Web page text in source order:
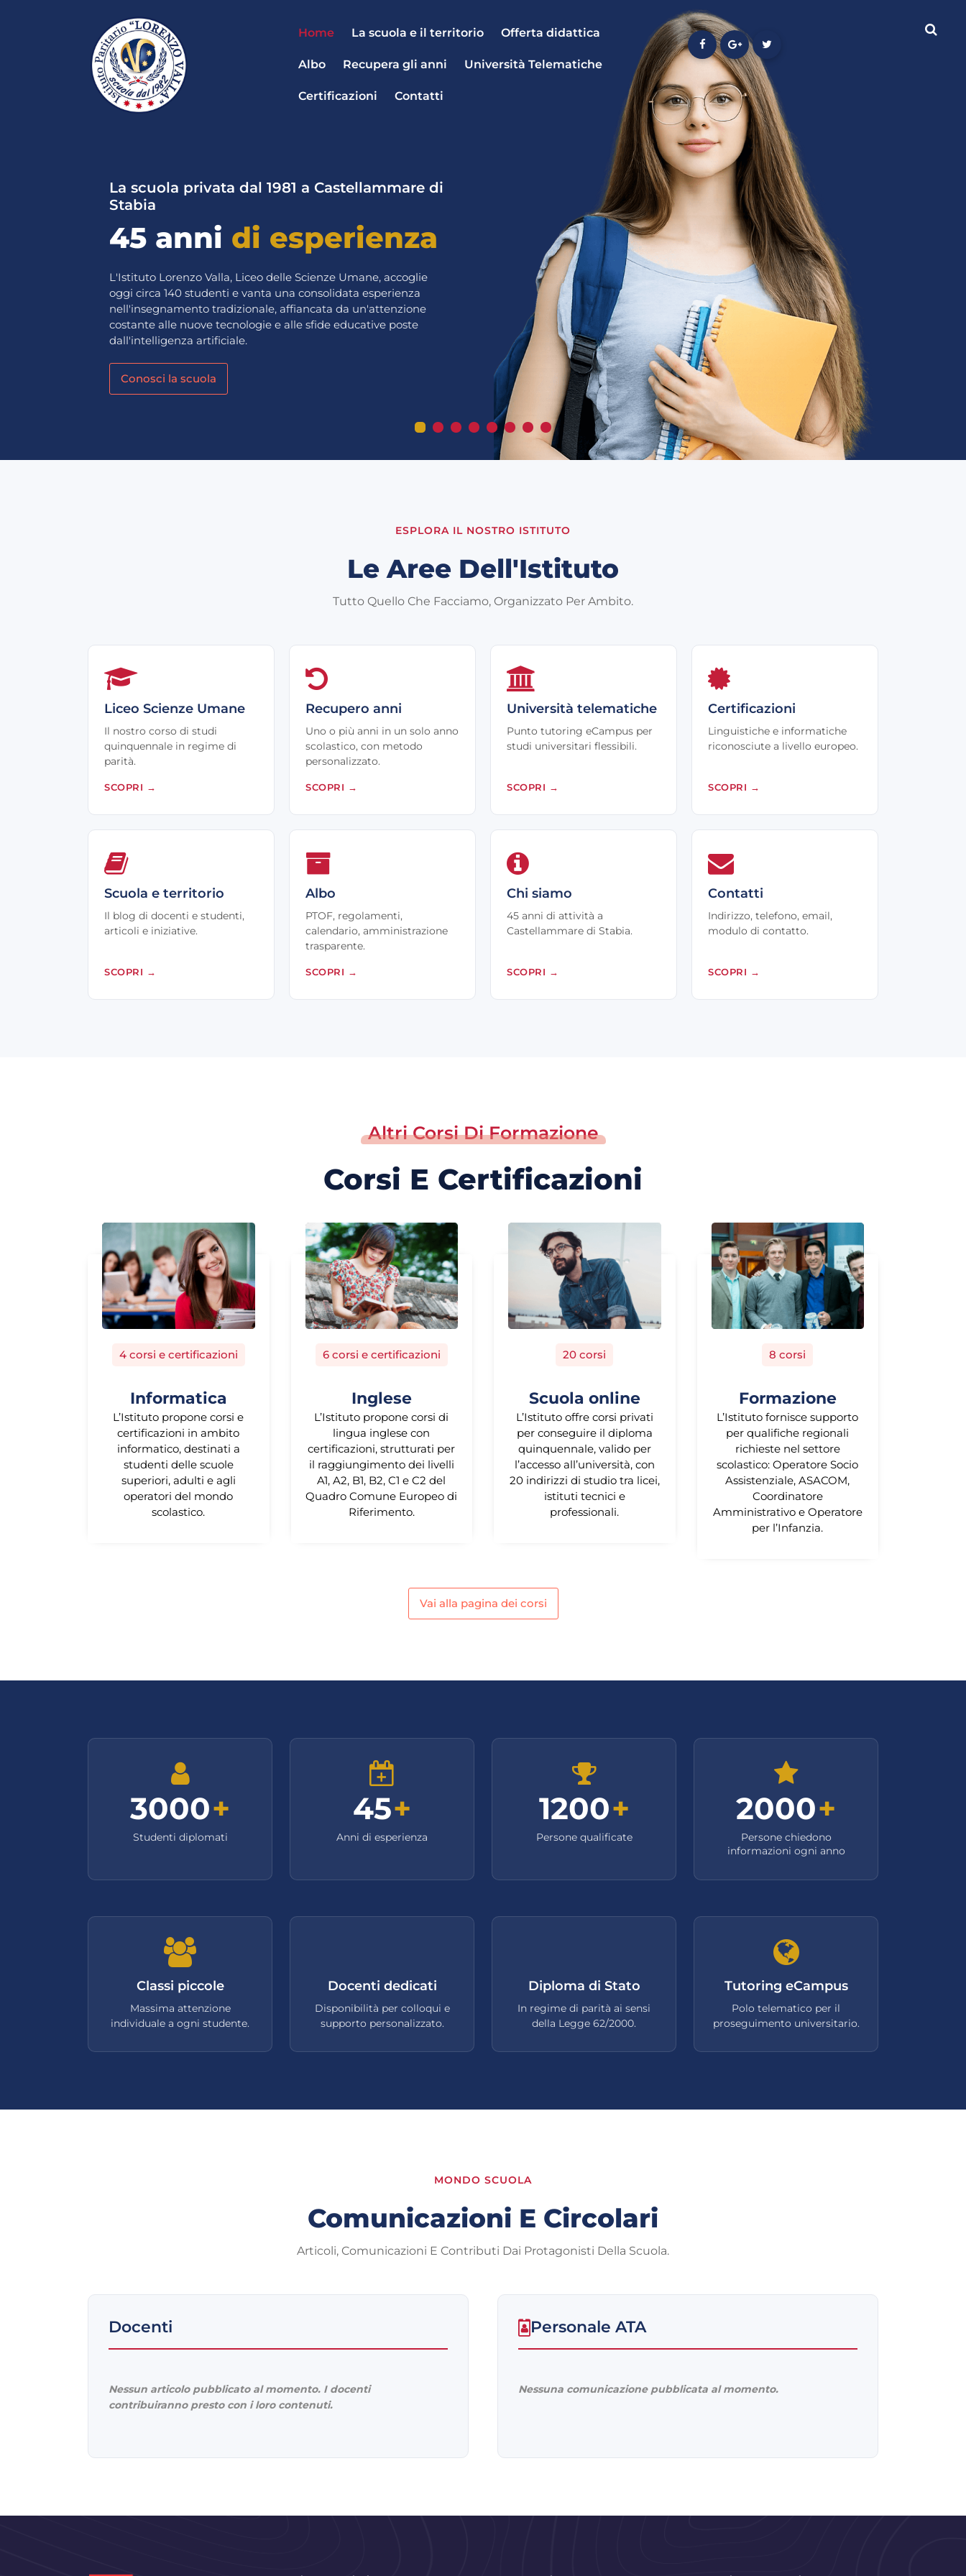
Home La scuola e il territorio Offerta didattica
Albo Recupera gli anni Università Telematiche
Certificazioni Contatti
La scuola privata dal 1981 a Castellammare di
Stabia
45 anni di esperienza
L'Istituto Lorenzo Valla, Liceo delle Scienze Umane, accoglie
oggi circa 140 studenti e vanta una consolidata esperienza
nell'insegnamento tradizionale, affiancata da un'attenzione
costante alle nuove tecnologie e alle sfide educative poste
dall'intelligenza artificiale.
Conosci la scuola
ESPLORA IL NOSTRO ISTITUTO
Le Aree Dell'Istituto
Tutto Quello Che Facciamo, Organizzato Per Ambito.
Liceo Scienze Umane
Il nostro corso di studi
quinquennale in regime di
parità.
SCOPRI →
Recupero anni
Uno o più anni in un solo anno
scolastico, con metodo
personalizzato.
SCOPRI →
Università telematiche
Punto tutoring eCampus per
studi universitari flessibili.
SCOPRI →
Certificazioni
Linguistiche e informatiche
riconosciute a livello europeo.
SCOPRI →
Scuola e territorio
Il blog di docenti e studenti,
articoli e iniziative.
SCOPRI →
Albo
PTOF, regolamenti,
calendario, amministrazione
trasparente.
SCOPRI →
Chi siamo
45 anni di attività a
Castellammare di Stabia.
SCOPRI →
Contatti
Indirizzo, telefono, email,
modulo di contatto.
SCOPRI →
Altri Corsi Di Formazione
Corsi E Certificazioni
4 corsi e certificazioni
Informatica
L’Istituto propone corsi e
certificazioni in ambito
informatico, destinati a
studenti delle scuole
superiori, adulti e agli
operatori del mondo
scolastico.
6 corsi e certificazioni
Inglese
L’Istituto propone corsi di
lingua inglese con
certificazioni, strutturati per
il raggiungimento dei livelli
A1, A2, B1, B2, C1 e C2 del
Quadro Comune Europeo di
Riferimento.
20 corsi
Scuola online
L’Istituto offre corsi privati
per conseguire il diploma
quinquennale, valido per
l’accesso all’università, con
20 indirizzi di studio tra licei,
istituti tecnici e
professionali.
8 corsi
Formazione
L’Istituto fornisce supporto
per qualifiche regionali
richieste nel settore
scolastico: Operatore Socio
Assistenziale, ASACOM,
Coordinatore
Amministrativo e Operatore
per l’Infanzia.
Vai alla pagina dei corsi
3000+
Studenti diplomati
45+
Anni di esperienza
1200+
Persone qualificate
2000+
Persone chiedono
informazioni ogni anno
Classi piccole
Massima attenzione
individuale a ogni studente.
Docenti dedicati
Disponibilità per colloqui e
supporto personalizzato.
Diploma di Stato
In regime di parità ai sensi
della Legge 62/2000.
Tutoring eCampus
Polo telematico per il
proseguimento universitario.
MONDO SCUOLA
Comunicazioni E Circolari
Articoli, Comunicazioni E Contributi Dai Protagonisti Della Scuola.
Docenti
Nessun articolo pubblicato al momento. I docenti
contribuiranno presto con i loro contenuti.
Personale ATA
Nessuna comunicazione pubblicata al momento.